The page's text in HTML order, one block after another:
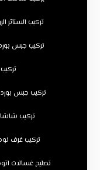
تركيب الستائر
تركيب جبس
تركيب جبس
تركيب
تركيب غرف
تصليح غسالات